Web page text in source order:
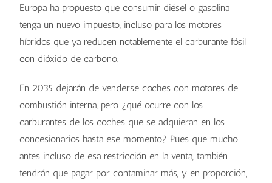
Europa ha propuesto que consumir diésel o gasolina
tenga un nuevo impuesto, incluso para los motores
híbridos que ya reducen notablemente el carburante fósil
con dióxido de carbono.
En 2035 dejarán de venderse coches con motores de
combustión interna, pero ¿qué ocurre con los
carburantes de los coches que se adquieran en los
concesionarios hasta ese momento? Pues que mucho
antes incluso de esa restricción en la venta, también
tendrán que pagar por contaminar más, y en proporción,